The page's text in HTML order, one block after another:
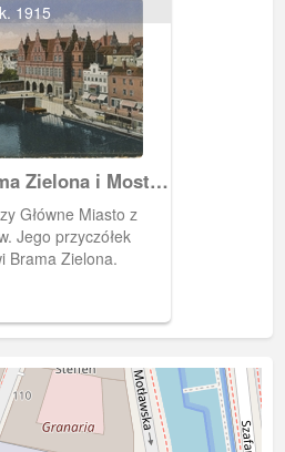
1915
Zielona i Most
Główne Miasto z
Jego przyczółek
Brama Zielona.